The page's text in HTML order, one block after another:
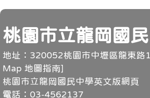
頁尾
桃園市立龍岡國
地址：320052桃園市中壢區龍東路
Map 地圖指南]
桃園市立龍岡國民中學英文版網頁
電話：03-4562137